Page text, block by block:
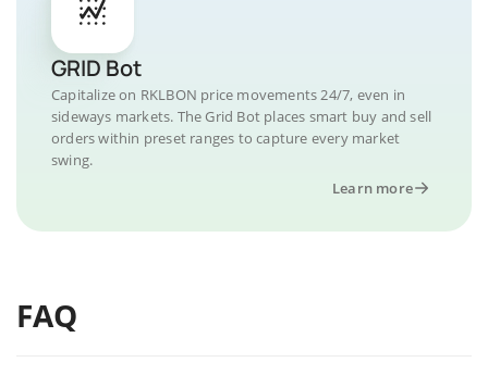
GRID Bot
Capitalize on RKLBON price movements 24/7, even in
sideways markets. The Grid Bot places smart buy and sell
orders within preset ranges to capture every market
swing.
Learn more
FAQ